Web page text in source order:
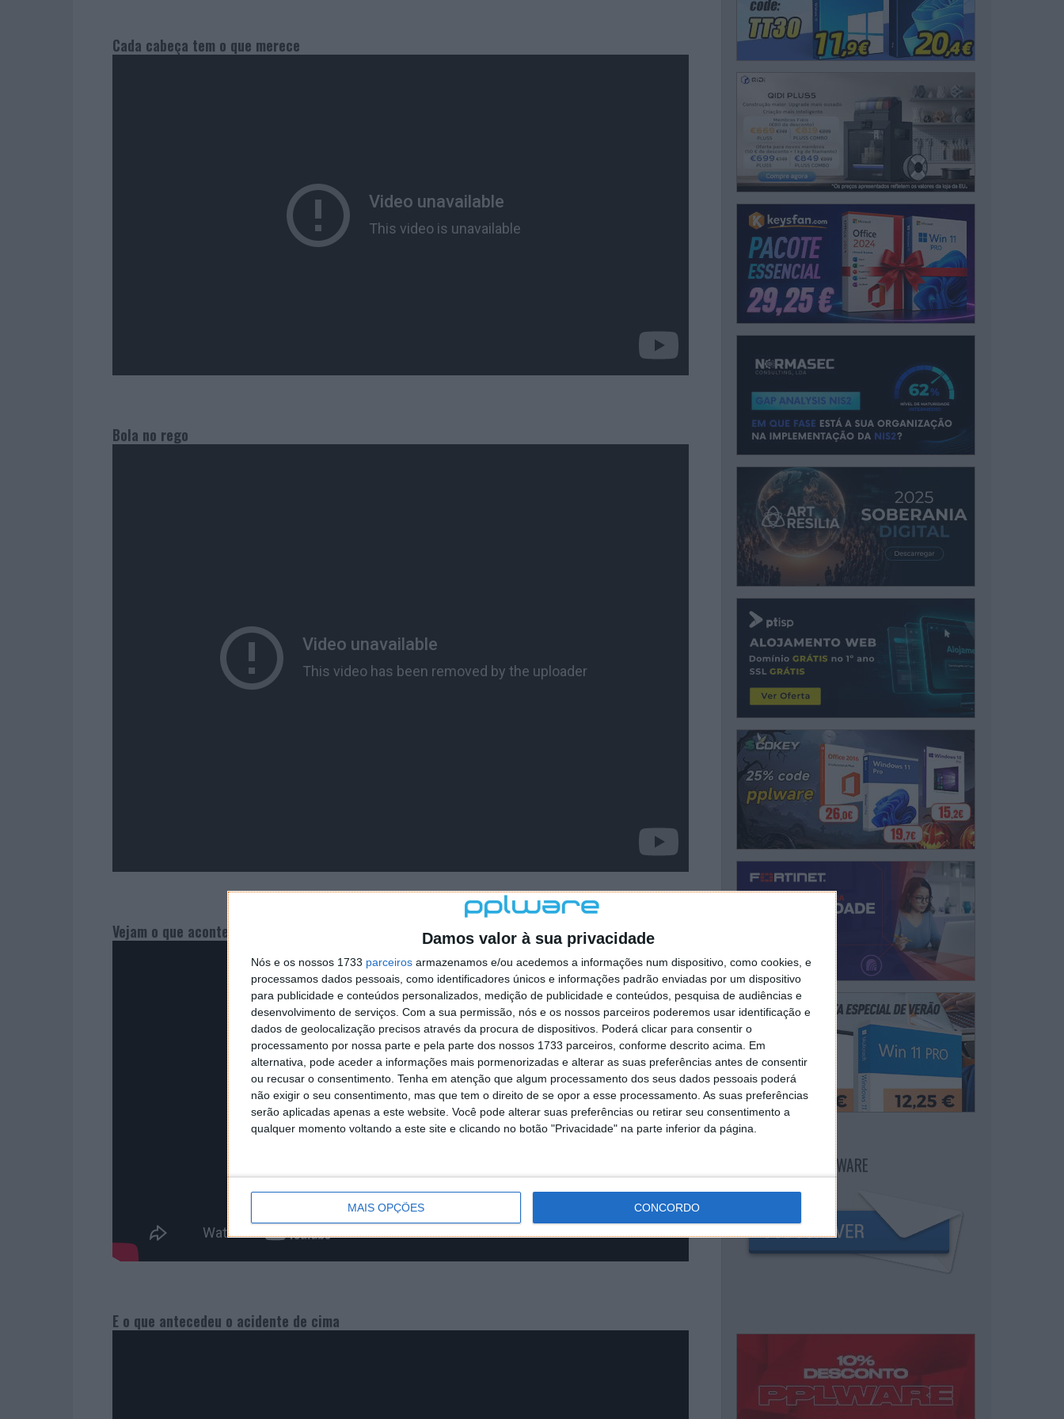
Damos valor à sua privacidade
Nós e os nossos 1733 parceiros armazenamos e/ou acedemos a informações num dispositivo, como cookies, e
processamos dados pessoais, como identificadores únicos e informações padrão enviadas por um dispositivo
para publicidade e conteúdos personalizados, medição de publicidade e conteúdos, pesquisa de audiências e
desenvolvimento de serviços. Com a sua permissão, nós e os nossos parceiros poderemos usar identificação e
dados de geolocalização precisos através da procura de dispositivos. Poderá clicar para consentir o
processamento por nossa parte e pela parte dos nossos 1733 parceiros, conforme descrito acima. Em
alternativa, pode aceder a informações mais pormenorizadas e alterar as suas preferências antes de consentir
ou recusar o consentimento. Tenha em atenção que algum processamento dos seus dados pessoais poderá
não exigir o seu consentimento, mas que tem o direito de se opor a esse processamento. As suas preferências
serão aplicadas apenas a este website. Você pode alterar suas preferências ou retirar seu consentimento a
qualquer momento voltando a este site e clicando no botão "Privacidade" na parte inferior da página.
MAIS OPÇÕES CONCORDO
Cada cabeça tem o que merece
Bola no rego
Vejam o que acontece quando se bebe demais RedBull
E o que antecedeu o acidente de cima
NEWSLETTER PPLWARE